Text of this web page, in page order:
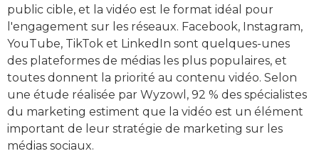
public cible, et la vidéo est le format idéal pour
l'engagement sur les réseaux. Facebook, Instagram,
YouTube, TikTok et LinkedIn sont quelques-unes
des plateformes de médias les plus populaires, et
toutes donnent la priorité au contenu vidéo. Selon
une étude réalisée par Wyzowl, 92 % des spécialistes
du marketing estiment que la vidéo est un élément
important de leur stratégie de marketing sur les
médias sociaux.